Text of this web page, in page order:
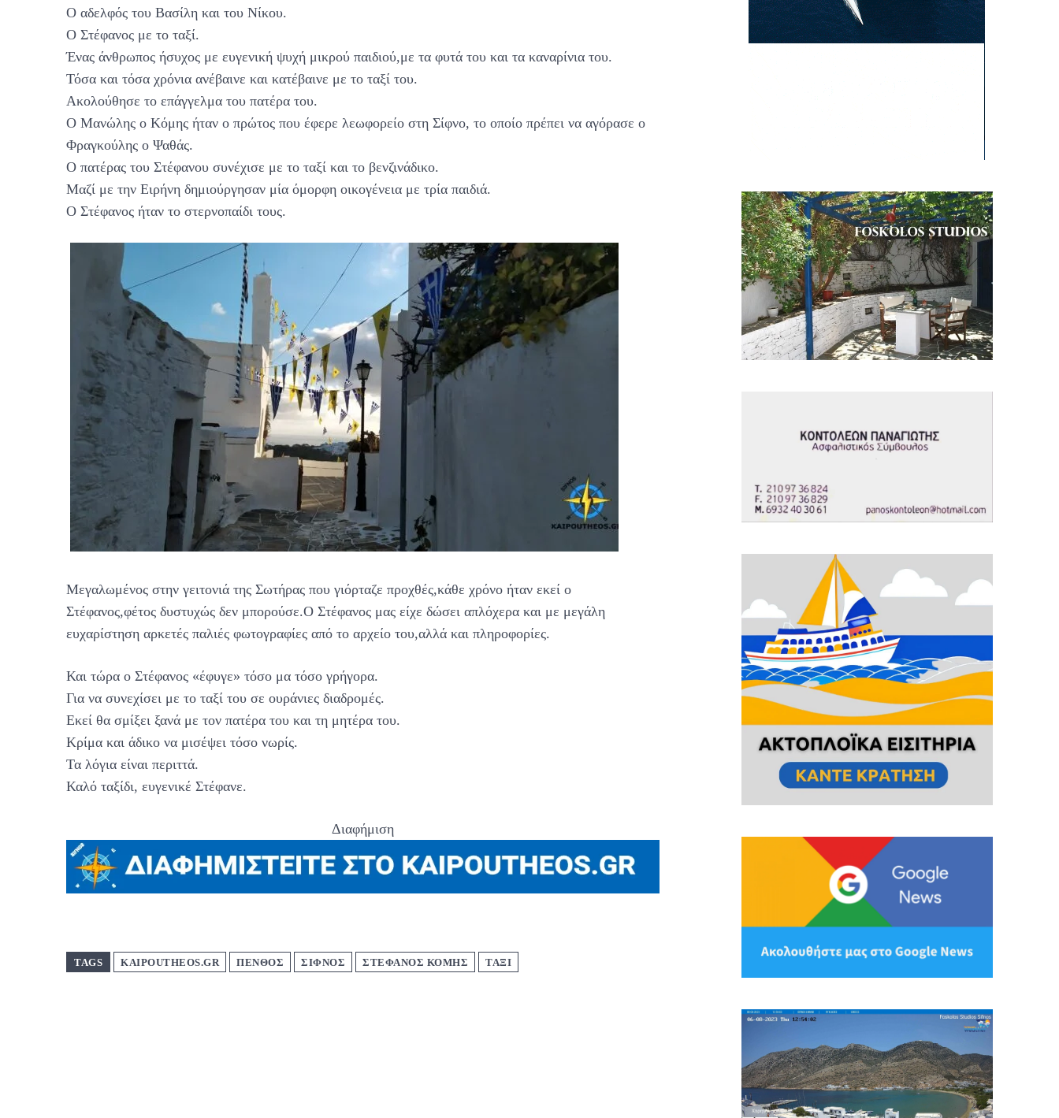
Ο αδελφός του Βασίλη και του Νίκου.
Ο Στέφανος με το ταξί.
Ένας άνθρωπος ήσυχος με ευγενική ψυχή μικρού παιδιού,με τα φυτά του και τα καναρίνια του.
Τόσα και τόσα χρόνια ανέβαινε και κατέβαινε με το ταξί του.
Ακολούθησε το επάγγελμα του πατέρα του.
Ο Μανώλης ο Κόμης ήταν ο πρώτος που έφερε λεωφορείο στη Σίφνο, το οποίο πρέπει να αγόρασε ο
Φραγκούλης ο Ψαθάς.
Ο πατέρας του Στέφανου συνέχισε με το ταξί και το βενζινάδικο.
Μαζί με την Ειρήνη δημιούργησαν μία όμορφη οικογένεια με τρία παιδιά.
Ο Στέφανος ήταν το στερνοπαίδι τους.
Μεγαλωμένος στην γειτονιά της Σωτήρας που γιόρταζε προχθές,κάθε χρόνο ήταν εκεί ο
Στέφανος,φέτος δυστυχώς δεν μπορούσε.Ο Στέφανος μας είχε δώσει απλόχερα και με μεγάλη
ευχαρίστηση αρκετές παλιές φωτογραφίες από το αρχείο του,αλλά και πληροφορίες.
Και τώρα ο Στέφανος «έφυγε» τόσο μα τόσο γρήγορα.
Για να συνεχίσει με το ταξί του σε ουράνιες διαδρομές.
Εκεί θα σμίξει ξανά με τον πατέρα του και τη μητέρα του.
Κρίμα και άδικο να μισέψει τόσο νωρίς.
Τα λόγια είναι περιττά.
Καλό ταξίδι, ευγενικέ Στέφανε.
Διαφήμιση
TAGS KAIPOUTHEOS.GR ΠΕΝΘΟΣ ΣΊΦΝΟΣ ΣΤΕΦΑΝΟΣ ΚΟΜΗΣ ΤΑΞΙ